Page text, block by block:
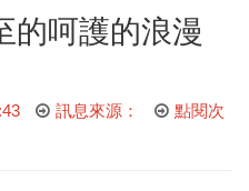
的呵護的浪漫
訊息來源：
點閱次